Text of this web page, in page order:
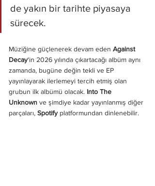
de yakın bir tarihte piyasaya
sürecek.
Müziğine güçlenerek devam eden Against
Decay'in 2026 yılında çıkartacağı albüm aynı
zamanda, bugüne değin tekli ve EP
yayınlayarak ilerlemeyi tercih etmiş olan
grubun ilk albümü olacak. Into The
Unknown ve şimdiye kadar yayınlanmış diğer
parçaları, Spotify platformundan dinlenebilir.